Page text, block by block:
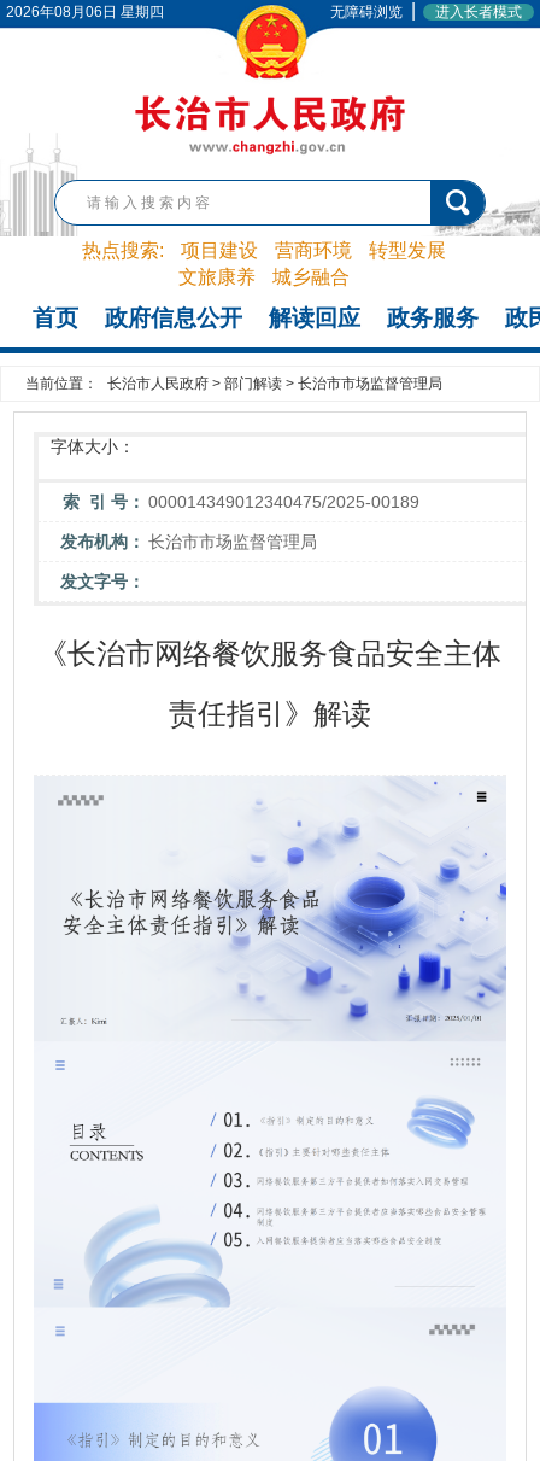
2026年08月06日 星期四 无障碍浏览 进入长者模式
热点搜索: 项目建设 营商环境
转型发展
文旅康养
城乡融合
首页 政府信息公开 解读回应 政务服务 政
当前位置： 长治市人民政府 > 部门解读 > 长治市市场监督管理局
字体大小：
索 引 号： 000014349012340475/2025-00189
发布机构： 长治市市场监督管理局
发文字号：
《长治市网络餐饮服务食品安全主体
责任指引》解读